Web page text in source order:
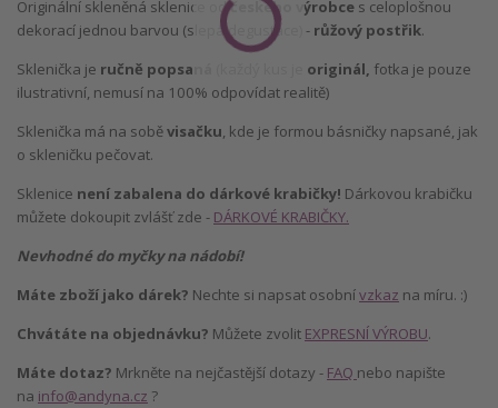
Originální skleněná sklenice odčeského výrobce s celoplošnou
dekorací jednou barvou (slepá degustace) - růžový postřik.
Sklenička je ručně popsaná originál, fotka je pouze
ilustrativní, nemusí na 100% odpovídat realitě)
Sklenička má na soběvisačku, kde je formou básničky napsané, jak
o skleničku pečovat.
Sklenice není zabalena do dárkové krabičky! Dárkovou krabičku
můžete dokoupit zvlášť zde - DÁRKOVÉ KRABIČKY.
Nevhodné do myčky na nádobí!
Máte zboží jako dárek? Nechte si napsat osobnívzkaz na míru. :)
Chvátáte na objednávku? Můžete zvolit EXPRESNÍ VÝROBU.
Máte dotaz? Mrkněte na nejčastější dotazy - FAQ nebo napište
na info@andyna.cz ?